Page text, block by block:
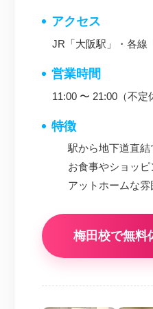
3
宝くじ
1階の宝くじ売
と、目の前に黄
ーツ用品店が
アクセス
JR「大阪駅」・各線
営業時間
11:00 〜 21:00（不定
特徴
駅から地下道直
お食事やショッ
アットホームな
梅田校で無料